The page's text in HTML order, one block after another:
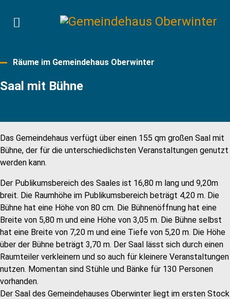
Räume im Gemeindehaus Oberwinter
Saal mit Bühne
Das Gemeindehaus verfügt über einen 155 qm großen Saal mit
Bühne, der für die unterschiedlichsten Veranstaltungen genutzt
werden kann.
Der Publikumsbereich des Saales ist 16,80 m lang und 9,20m
breit. Die Raumhöhe im Publikumsbereich beträgt 4,20 m. Die
Bühne hat eine Höhe von 80 cm. Die Bühnenöffnung hat eine
Breite von 5,80 m und eine Höhe von 3,05 m. Die Bühne selbst
hat eine Breite von 7,20 m und eine Tiefe von 5,20 m. Die Höhe
über der Bühne beträgt 3,70 m. Der Saal lässt sich durch einen
Raumteiler verkleinern und so auch für kleinere Veranstaltungen
nutzen. Momentan sind Stühle und Bänke für 130 Personen
vorhanden.
Der Saal des Gemeindehauses Oberwinter liegt im ersten Stock